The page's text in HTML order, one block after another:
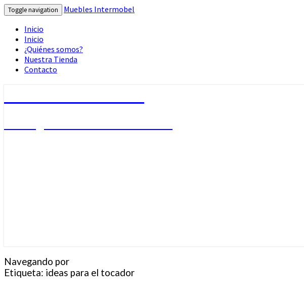
Toggle navigation
Muebles Intermobel
Inicio
Inicio
¿Quiénes somos?
Nuestra Tienda
Contacto
Navegando por
Etiqueta: ideas para el tocador